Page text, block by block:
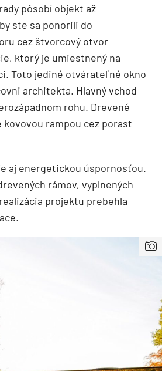
pôsobí objekt až
ste sa ponorili do
cez štvorcový otvor
ktorý je umiestnený na
Toto jediné otvárateľné okno
architekta. Hlavný vchod
rohu. Drevené
rampou cez porast
aj energetickou úspornosťou.
rámov, vyplnených
projektu prebehla